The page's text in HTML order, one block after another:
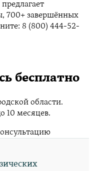
700+ завершённых
8 (800) 444-52-
бесплатно
области.
10 месяцев.